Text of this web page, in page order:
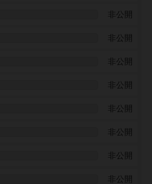
非公開
非公開
非公開
非公開
非公開
非公開
非公開
非公開